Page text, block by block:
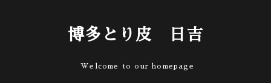
博多とり皮 日吉
Welcome to our homepage